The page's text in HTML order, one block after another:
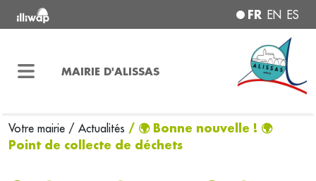
FR EN ES
MAIRIE D'ALISSAS
Votre mairie / Actualités / 🌍 Bonne nouvelle ! 🌍
Point de collecte de déchets